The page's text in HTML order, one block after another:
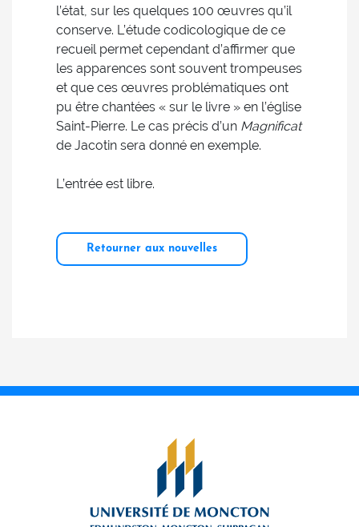
l’état, sur les quelques 100 œuvres qu’il
conserve. L’étude codicologique de ce
recueil permet cependant d’affirmer que
les apparences sont souvent trompeuses
et que ces œuvres problématiques ont
pu être chantées « sur le livre » en l’église
Saint-Pierre. Le cas précis d’un Magnificat
de Jacotin sera donné en exemple.
L’entrée est libre.
Retourner aux nouvelles